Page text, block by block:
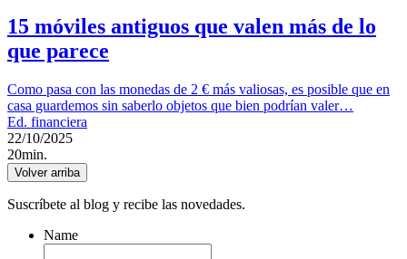
15 móviles antiguos que valen más de lo
que parece
Como pasa con las monedas de 2 € más valiosas, es posible que en
casa guardemos sin saberlo objetos que bien podrían valer…
Ed. financiera
22/10/2025
20min.
Volver arriba
Suscríbete al blog y recibe las novedades.
Name